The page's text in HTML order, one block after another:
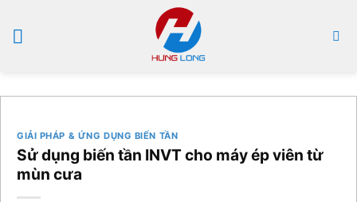
qua
nội
GIẢI PHÁP & ỨNG DỤNG BIẾN TẦN
Sử dụng biến tần INVT cho máy ép viên từ
mùn cưa